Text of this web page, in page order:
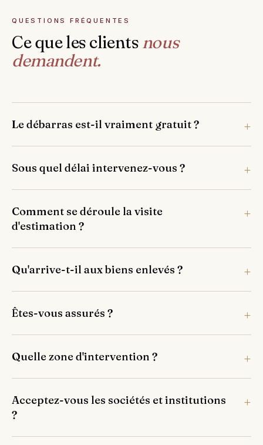
QUESTIONS FRÉQUENTES
Ce que les clients nous
demandent.
Le débarras est-il vraiment gratuit ?
Sous quel délai intervenez-vous ?
Comment se déroule la visite
d'estimation ?
Qu'arrive-t-il aux biens enlevés ?
Êtes-vous assurés ?
Quelle zone d'intervention ?
Acceptez-vous les sociétés et institutions
?